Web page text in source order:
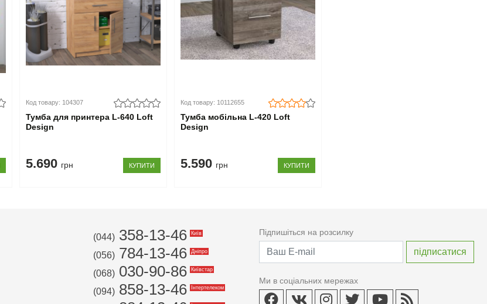
Код товару: 104307
Тумба для принтера L-640 Loft
Design
5.690 грн КУПИТИ
Код товару: 10112655
Тумба мобільна L-420 Loft
Design
5.590 грн КУПИТИ
(044) 358-13-46 Київ
(056) 784-13-46 Дніпро
(068) 030-90-86 Київстар
(094) 858-13-46 Інтертелеком
Підпишіться на розсилку
Ми в соціальних мережах